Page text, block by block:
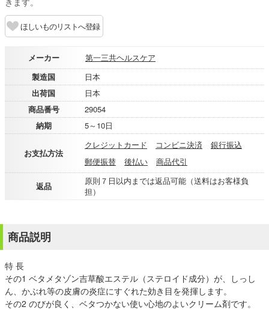
ほしいものリストへ登録
メーカー
第一三共ヘルスケア
製造国
日本
出荷国
日本
商品番号
29054
納期
5～10日
お支払方法
クレジットカード コンビニ決済
銀行振込
郵便振替
後払い 商品代引
返品
原則７日以内までは返品可能（送料はお客様負
担）
商品説明
特 長
その1 ベタメタゾン吉草酸エステル（ステロイド成分）が、しっし
ん、かぶれ等の皮膚の炎症にすぐれた効き目を発揮します。
その2 のびが良く、ベタつかない使い心地のよいクリーム剤です。